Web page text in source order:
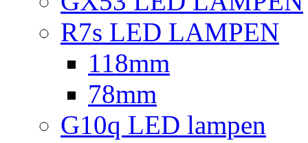
R7s LED LAMPEN
118mm
78mm
G10q LED lampen